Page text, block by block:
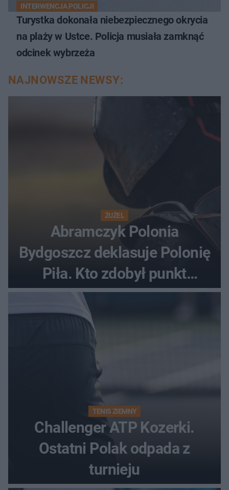
INTERWENCJA POLICJI
Turystka dokonała niebezpiecznego okrycia
na plaży w Ustce. Policja musiała zamknąć
odcinek wybrzeża
NAJNOWSZE NEWSY:
ŻUŻEL
Abramczyk Polonia
Bydgoszcz deklasuje Polonię
Piła. Kto zdobył punkt
bonusowy?
TENIS ZIEMNY
Challenger ATP Kozerki.
Ostatni Polak odpada z
turnieju